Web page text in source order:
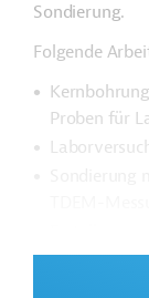
Sondierung.
Folgende
Proben für